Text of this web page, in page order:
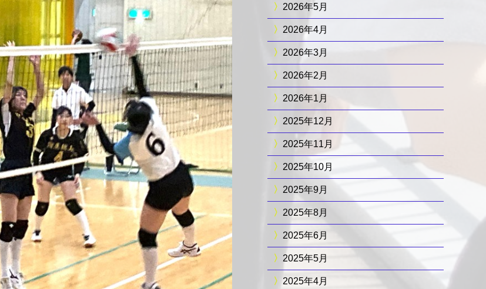
2026年5月
2026年4月
2026年3月
2026年2月
2026年1月
2025年12月
2025年11月
2025年10月
2025年9月
2025年8月
2025年6月
2025年5月
2025年4月